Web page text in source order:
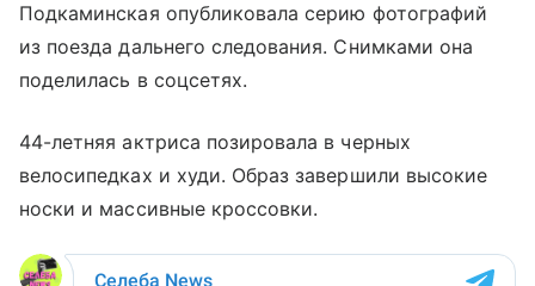
Подкаминская опубликовала серию фотографий
из поезда дальнего следования. Снимками она
поделилась в соцсетях.
44-летняя актриса позировала в черных
велосипедках и худи. Образ завершили высокие
носки и массивные кроссовки.